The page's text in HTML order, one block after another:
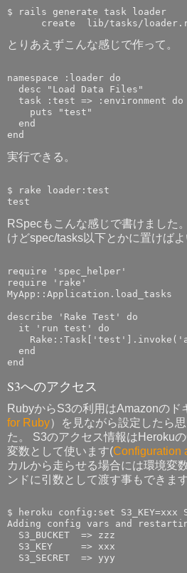
$ rails generate task loader
とりあえずこんな感じで作って。
namespace :loader do
  desc "Load Data Files"
  task :test => :environment do
    puts "test"
  end
実行できる。
$ rake loader:test
RSpecもこんな感じで書けました
けどspec/tasks以下とかに置けばよ
require 'spec_helper'
require 'rake'
MyApp::Application.load_tasks
describe 'Rake Test' do
  it 'run test' do
  end
S3へのアクセス
RubyからS3の利用はAmazonのド
for Ruby）を見ながら設定したら
た。 S3のアクセス情報はHeroku
変数として使います(Configuration
カルから走らせる場合には環境変
ンドに引数として渡す事もできます
$ heroku config:set S3_KEY=xxx
Adding config vars and
  S3_BUCKET  => zzz
  S3_KEY     => xxx